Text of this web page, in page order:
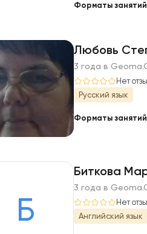
Форматы
Л
Любовь
3 года в
Нет
Русский язык
Форматы
Б
Биткова
3 года в
Нет
Английский язык